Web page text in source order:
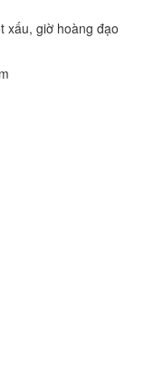
xấu, giờ hoàng đạo